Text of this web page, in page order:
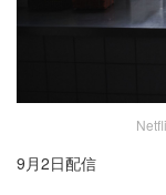
9月2日配信​